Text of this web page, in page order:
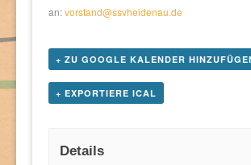
an:vorstand@ssvheidenau.de
+ ZU GOOGLE KALENDER
+ EXPORTIERE ICAL
Details